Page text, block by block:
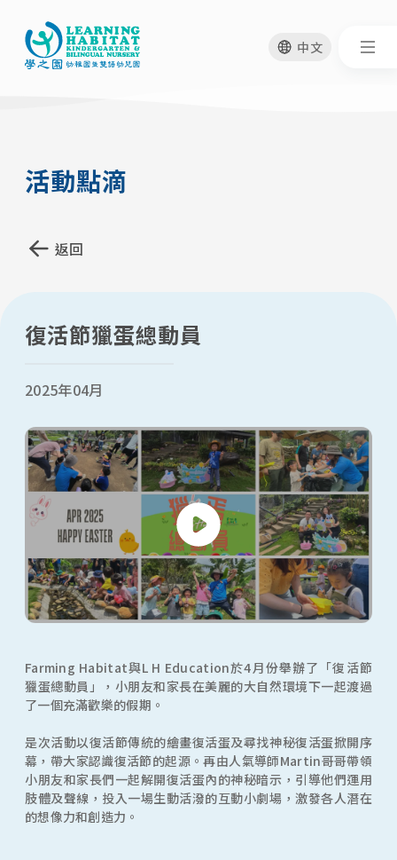
中文
活動點滴
返回
復活節獵蛋總動員
2025年04月
Farming Habitat與L H Education於4月份舉辦了「復活節
獵蛋總動員」，小朋友和家長在美麗的大自然環境下一起渡過
了一個充滿歡樂的假期。
是次活動以復活節傳統的繪畫復活蛋及尋找神秘復活蛋掀開序
幕，帶大家認識復活節的起源。再由人氣導師Martin哥哥帶領
小朋友和家長們一起解開復活蛋內的神秘暗示，引導他們運用
肢體及聲線，投入一場生動活潑的互動小劇場，激發各人潛在
的想像力和創造力。